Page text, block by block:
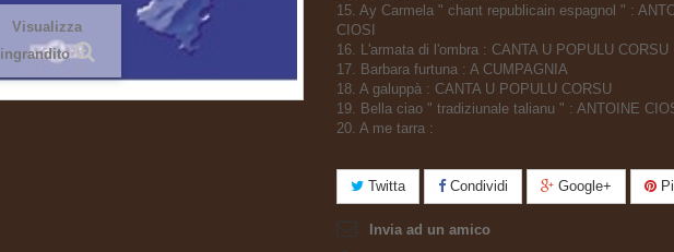
Visualizza
ingrandito
15. Ay Carmela " chant republicain espagnol " :
CIOSI
16. L'armata di l'ombra : CANTA U POPULU CORSU
17. Barbara furtuna : A CUMPAGNIA
18. A galuppà : CANTA U POPULU CORSU
19. Bella ciao " tradiziunale talianu " : ANTOINE
20. A me tarra :
Twitta Condividi Google+
Invia ad un amico